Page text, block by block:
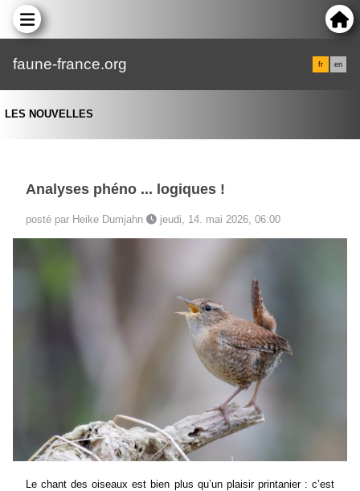
faune-france.org fr en
LES NOUVELLES
Analyses phéno ... logiques !
posté par Heike Dumjahn jeudi, 14. mai 2026, 06:00
Le chant des oiseaux est bien plus qu’un plaisir printanier : c’est